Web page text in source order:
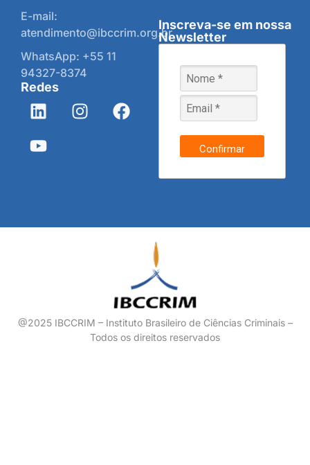
E-mail:
atendimento@ibccrim.org.br
WhatsApp: +55 11
94327-8374
Redes
Inscreva-se em nossa
Newsletter
Confirmar
@2025 IBCCRIM – Instituto Brasileiro de Ciências Criminais –
Todos os direitos reservados